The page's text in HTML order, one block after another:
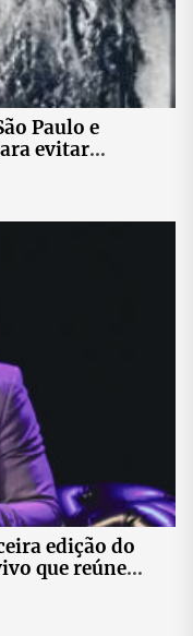
Paulo e
evitar
edição do
que reúne
mental e